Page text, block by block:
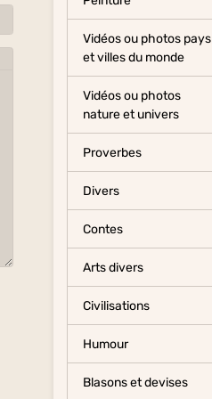
Vidéos ou photos pays
et villes du monde
Vidéos ou photos
nature et univers
Proverbes
Divers
Contes
Arts divers
Civilisations
Humour
Blasons et devises